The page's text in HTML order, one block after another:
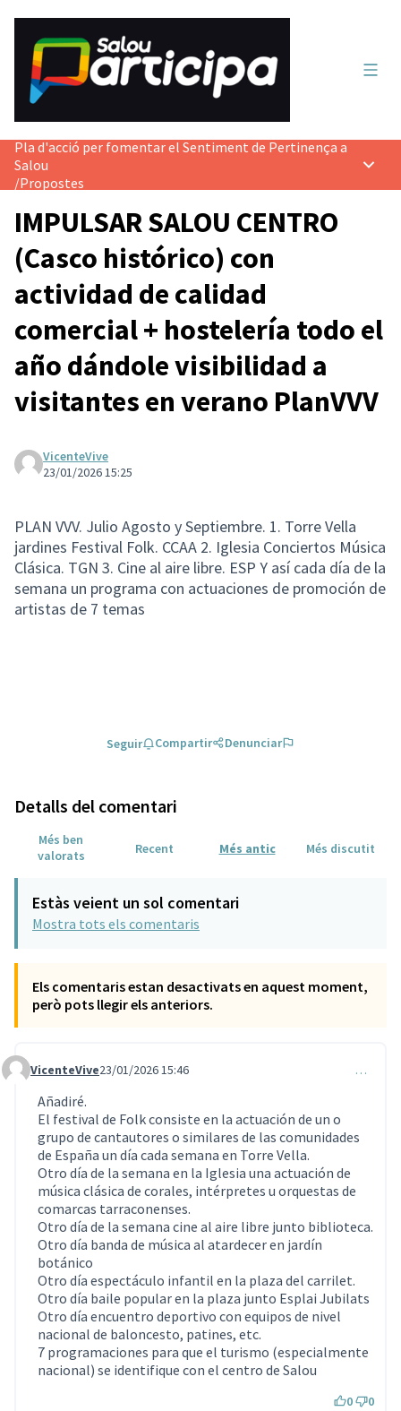
Pla d'acció per fomentar el Sentiment de Pertinença a
Salou
/Propostes
IMPULSAR SALOU CENTRO
(Casco histórico) con
actividad de calidad
comercial + hostelería todo el
año dándole visibilidad a
visitantes en verano PlanVVV
VicenteVive
23/01/2026 15:25
PLAN VVV. Julio Agosto y Septiembre. 1. Torre Vella
jardines Festival Folk. CCAA 2. Iglesia Conciertos Música
Clásica. TGN 3. Cine al aire libre. ESP Y así cada día de la
semana un programa con actuaciones de promoción de
artistas de 7 temas
Seguir Compartir Denunciar
Detalls del comentari
Més ben
valorats
Recent Més antic Més discutit
Estàs veient un sol comentari
Mostra tots els comentaris
Els comentaris estan desactivats en aquest moment,
però pots llegir els anteriors.
Comentari 441
VicenteVive23/01/2026 15:46 …
Añadiré.
El festival de Folk consiste en la actuación de un o
grupo de cantautores o similares de las comunidades
de España un día cada semana en Torre Vella.
Otro día de la semana en la Iglesia una actuación de
música clásica de corales, intérpretes u orquestas de
comarcas tarraconenses.
Otro día de la semana cine al aire libre junto biblioteca.
Otro día banda de música al atardecer en jardín
botánico
Otro día espectáculo infantil en la plaza del carrilet.
Otro día baile popular en la plaza junto Esplai Jubilats
Otro día encuentro deportivo con equipos de nivel
nacional de baloncesto, patines, etc.
7 programaciones para que el turismo (especialmente
nacional) se identifique con el centro de Salou
0 0